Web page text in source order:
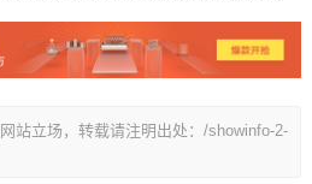
站立场，转载请注明出处：/showinfo-2-